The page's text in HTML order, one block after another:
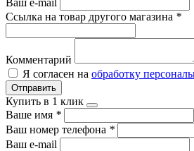
Ссылка на товар другого магазина *
Комментарий
Я согласен на обработку
Отправить
Купить в 1 клик
Ваше имя *
Ваш номер телефона *
Ваш e-mail